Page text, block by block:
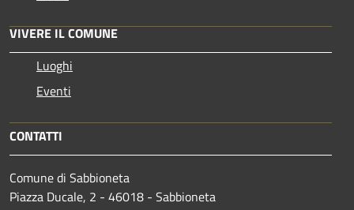
VIVERE IL COMUNE
Luoghi
Eventi
CONTATTI
Comune di Sabbioneta
Piazza Ducale, 2 - 46018 - Sabbioneta